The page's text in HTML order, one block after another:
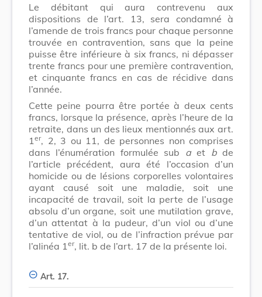
Le débitant qui aura contrevenu aux
dispositions de l’art. 13, sera condamné à
l’amende de trois francs pour chaque personne
trouvée en contravention, sans que la peine
puisse être inférieure à six francs, ni dépasser
trente francs pour une première contravention,
et cinquante francs en cas de récidive dans
l’année.
Cette peine pourra être portée à deux cents
francs, lorsque la présence, après l’heure de la
retraite, dans un des lieux mentionnés aux art.
1 er, 2, 3 ou 11, de personnes non comprises
dans l’énumération formulée sub aet bde
l’article précédent, aura été l’occasion d’un
homicide ou de lésions corporelles volontaires
ayant causé soit une maladie, soit une
incapacité de travail, soit la perte de l’usage
absolu d’un organe, soit une mutilation grave,
d’un attentat à la pudeur, d’un viol ou d’une
tentative de viol, ou de l’infraction prévue par
l’alinéa 1 er, lit. b de l’art. 17 de la présente loi.
Art. 17.